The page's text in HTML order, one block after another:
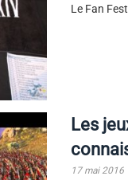
Le Fan
Les
17 mai 2016